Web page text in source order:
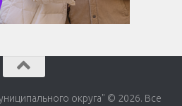
округа" © 2026. Все